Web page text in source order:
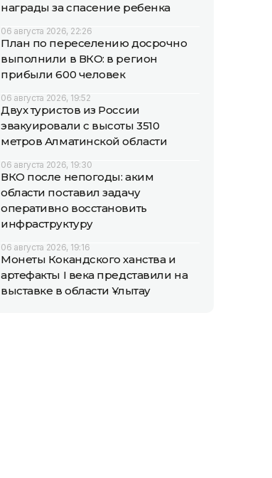
награды за спасение ребенка
06 августа 2026, 22:26
План по переселению досрочно
выполнили в ВКО: в регион
прибыли 600 человек
06 августа 2026, 19:52
Двух туристов из России
эвакуировали с высоты 3510
метров Алматинской области
06 августа 2026, 19:30
ВКО после непогоды: аким
области поставил задачу
оперативно восстановить
инфраструктуру
06 августа 2026, 19:16
Монеты Кокандского ханства и
артефакты I века представили на
выставке в области Ұлытау